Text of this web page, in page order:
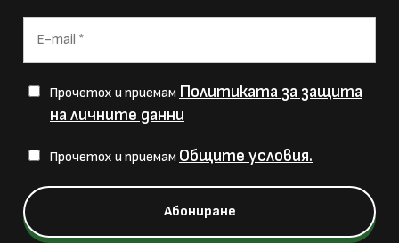
Прочетох и приемам Политиката за защита
на личните данни
Прочетох и приемам Общите условия.